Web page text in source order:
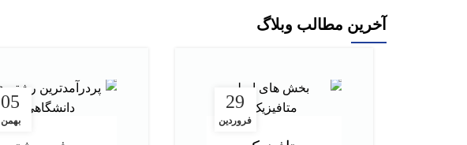
آخرین مطالب وبلاگ
29
فروردین
05
بهمن